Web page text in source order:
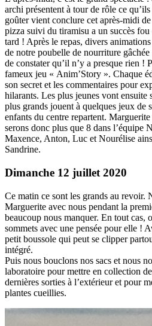
archi présentent à tour de rôle ce
goûter vient conclure cet après-midi
pizza suivi du tiramisu a un succès
tard ! Après le repas, divers
de notre poubelle de nourriture
de constater qu’il n’y a presque rien !
fameux jeu « Anim’Story ». Chaque
son secret et les commentaires pour
hilarants. Les plus jeunes vont ensuite
plus grands jouent à quelques jeux de
enfants du centre repartent.
serons donc plus que 8 dans l’équipe
Maxence, Anton, Luc et Nourélise
Sandrine.
Dimanche 12 juillet 2020
Ce matin ce sont les grands au revoir.
Marguerite avec nous pendant la
beaucoup nous manquer. En tout cas,
sommets avec une pensée pour elle !
petit boussole qui peut se clipper
intégré.
Puis nous bouclons nos sacs et nous
laboratoire pour mettre en collection
dernières sorties à l’extérieur et pour
plantes cueillies.